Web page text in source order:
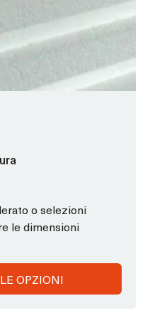
o selezioni
le dimensioni
OPZIONI